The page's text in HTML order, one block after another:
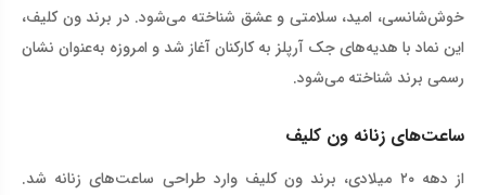
خوش‌شانسی، امید، سلامتی و عشق شناخته می‌شود. در برند ون کلیف،
این نماد با هدیه‌های جک آرپلز به کارکنان آغاز شد و امروزه به‌عنوان نشان
رسمی برند شناخته می‌شود.
ساعت‌های زنانه ون کلیف
از دهه ۲۰ میلادی، برند ون کلیف وارد طراحی ساعت‌های زنانه شد.